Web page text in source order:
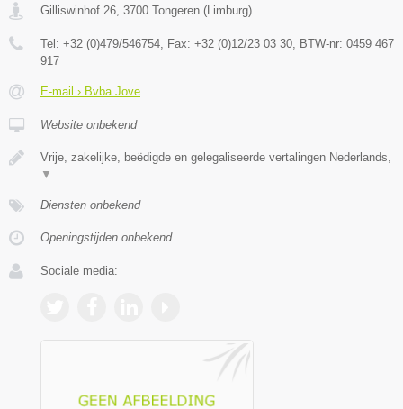
Gilliswinhof 26 3700 Tongeren ( Limburg)
Tel: +32 (0)479/546754 , Fax: +32 (0)12/23 03 30 , BTW-nr: 0459 467
917
E-mail › Bvba Jove
Website onbekend
Vrije, zakelijke, beëdigde en gelegaliseerde vertalingen Nederlands,
▼
Diensten onbekend
Openingstijden onbekend
Sociale media: